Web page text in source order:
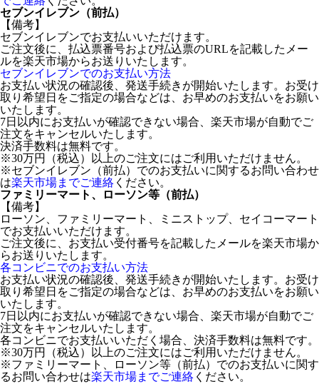
セブンイレブン（前払）
【備考】
セブンイレブンでお支払いいただけます。
ご注文後に、払込票番号および払込票のURLを記載したメー
ルを楽天市場からお送りいたします。
セブンイレブンでのお支払い方法
お支払い状況の確認後、発送手続きが開始いたします。お受け
取り希望日をご指定の場合などは、お早めのお支払いをお願い
いたします。
7日以内にお支払いが確認できない場合、楽天市場が自動でご
注文をキャンセルいたします。
決済手数料は無料です。
※30万円（税込）以上のご注文にはご利用いただけません。
※セブンイレブン（前払）でのお支払いに関するお問い合わせ
は楽天市場までご連絡 ください。
ファミリーマート、ローソン等（前払）
【備考】
ローソン、ファミリーマート、ミニストップ、セイコーマート
でお支払いいただけます。
ご注文後に、お支払い受付番号を記載したメールを楽天市場か
らお送りいたします。
各コンビニでのお支払い方法
お支払い状況の確認後、発送手続きが開始いたします。お受け
取り希望日をご指定の場合などは、お早めのお支払いをお願い
いたします。
7日以内にお支払いが確認できない場合、楽天市場が自動でご
注文をキャンセルいたします。
各コンビニでお支払いいただく場合、決済手数料は無料です。
※30万円（税込）以上のご注文にはご利用いただけません。
※ファミリーマート、ローソン等（前払）でのお支払いに関す
るお問い合わせは楽天市場までご連絡 ください。